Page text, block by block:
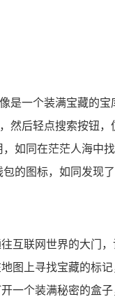
是一个装满宝藏的宝
然后轻点搜索按钮
如同在茫茫人海中
的图标，如同发现
联网世界的大门，
图上寻找宝藏的标记
一个装满秘密的盒